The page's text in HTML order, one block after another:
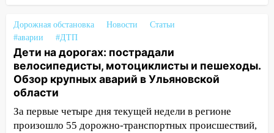
следствия Российской Федерации
19:30 Ульяновцев приглашают
поддержать «Симбирскую чебурашку»
на фестивале «ФормАРТ»
18:11 Ульяновская область стала
пилотным регионом проекта
«Культурное долголетие»
Дорожная обстановка Новости
Статьи
#аварии
#ДТП
Дети на дорогах: пострадали
велосипедисты, мотоциклисты и пешеходы.
Обзор крупных аварий в Ульяновской
области
За первые четыре дня текущей недели в регионе
произошло 55 дорожно-транспортных происшествий,